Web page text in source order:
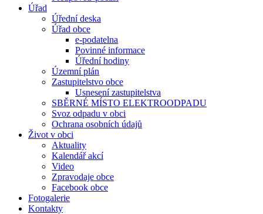
Úřad
Úřední deska
Úřad obce
e-podatelna
Povinné informace
Úřední hodiny
Územní plán
Zastupitelstvo obce
Usnesení zastupitelstva
SBĚRNÉ MÍSTO ELEKTROODPADU
Svoz odpadu v obci
Ochrana osobních údajů
Život v obci
Aktuality
Kalendář akcí
Video
Zpravodaje obce
Facebook obce
Fotogalerie
Kontakty